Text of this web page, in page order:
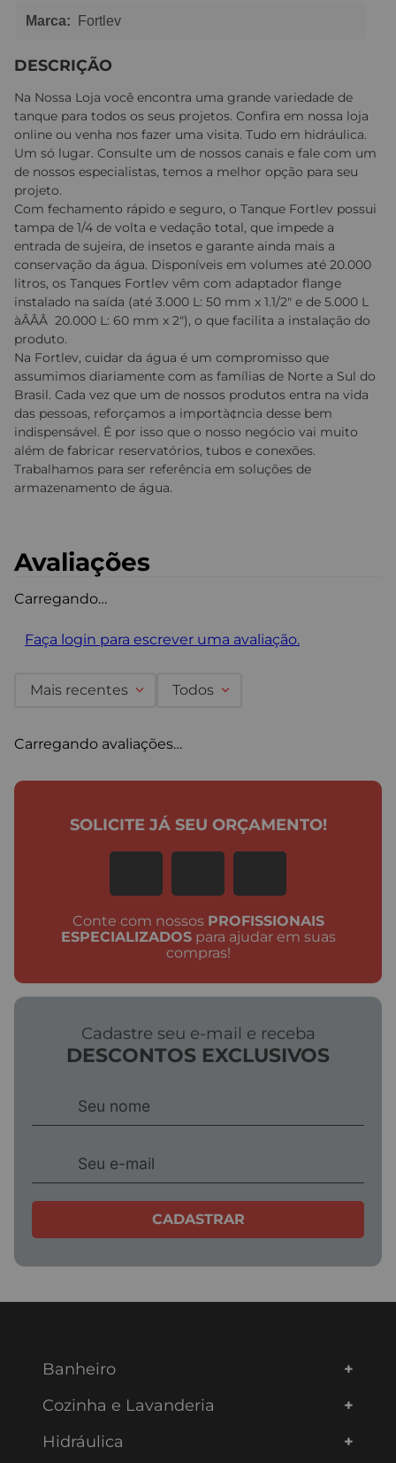
Marca: Fortlev
DESCRIÇÃO
Na Nossa Loja você encontra uma grande variedade de
tanque para todos os seus projetos. Confira em nossa loja
online ou venha nos fazer uma visita. Tudo em hidráulica.
Um só lugar. Consulte um de nossos canais e fale com um
de nossos especialistas, temos a melhor opção para seu
projeto.
Com fechamento rápido e seguro, o Tanque Fortlev possui
tampa de 1/4 de volta e vedação total, que impede a
entrada de sujeira, de insetos e garante ainda mais a
conservação da água. Disponíveis em volumes até 20.000
litros, os Tanques Fortlev vêm com adaptador flange
instalado na saída (até 3.000 L: 50 mm x 1.1/2" e de 5.000 L
àÂÂÂ 20.000 L: 60 mm x 2"), o que facilita a instalação do
produto.
Na Fortlev, cuidar da água é um compromisso que
assumimos diariamente com as famílias de Norte a Sul do
Brasil. Cada vez que um de nossos produtos entra na vida
das pessoas, reforçamos a importà¢ncia desse bem
indispensável. É por isso que o nosso negócio vai muito
além de fabricar reservatórios, tubos e conexões.
Trabalhamos para ser referência em soluções de
armazenamento de água.
Avaliações
Carregando…
Faça login para escrever uma avaliação.
Mais recentes Todos
Carregando avaliações…
Conte com nossos PROFISSIONAIS
ESPECIALIZADOSpara ajudar em suas
compras!
SOLICITE JÁ SEU ORÇAMENTO!
Cadastre seu e-mail e receba
DESCONTOS EXCLUSIVOS
CADASTRAR
Banheiro
Cozinha e Lavanderia
Hidráulica